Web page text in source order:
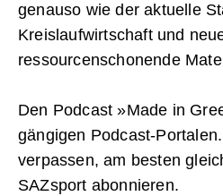
genauso wie der aktuelle
Kreislaufwirtschaft und
ressourcenschonende
Den Podcast »Made in
gängigen Podcast-
verpassen, am besten
SAZsport abonnieren.